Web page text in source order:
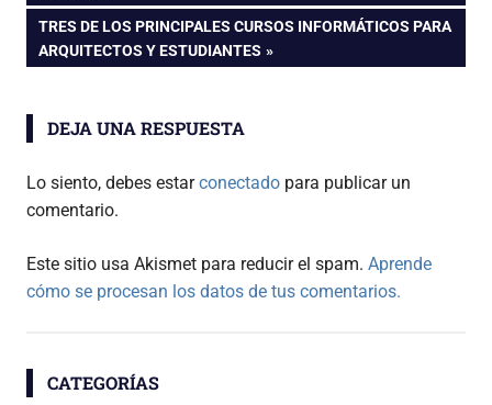
de
entradas
ENTRADA
SIGUIENTE:
TRES DE LOS PRINCIPALES CURSOS INFORMÁTICOS PARA
ARQUITECTOS Y ESTUDIANTES
DEJA UNA RESPUESTA
Lo siento, debes estarconectado para publicar un
comentario.
Este sitio usa Akismet para reducir el spam. Aprende
cómo se procesan los datos de tus comentarios.
CATEGORÍAS